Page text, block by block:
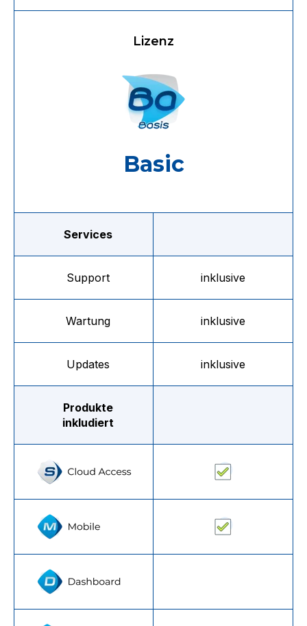
Lizenz
Basic
Services
Support inklusive
Wartung inklusive
Updates inklusive
Produkte
inkludiert